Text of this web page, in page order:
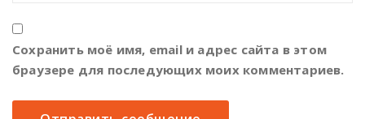
Сохранить моё имя, email и адрес сайта в этом
браузере для последующих моих комментариев.